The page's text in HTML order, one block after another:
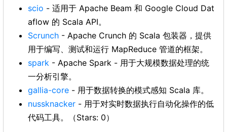
scio - 适用于 Apache Beam 和 Google Cloud Dat
aflow 的 Scala API。
Scrunch - Apache Crunch 的 Scala 包装器，提供
用于编写​​、测试和运行 MapReduce 管道的框架。
spark - Apache Spark - 用于大规模数据处理的统
一分析引擎。
gallia-core - 用于数据转换的模式感知 Scala 库。
nussknacker - 用于对实时数据执行自动化操作的低
代码工具。（Stars: 0）